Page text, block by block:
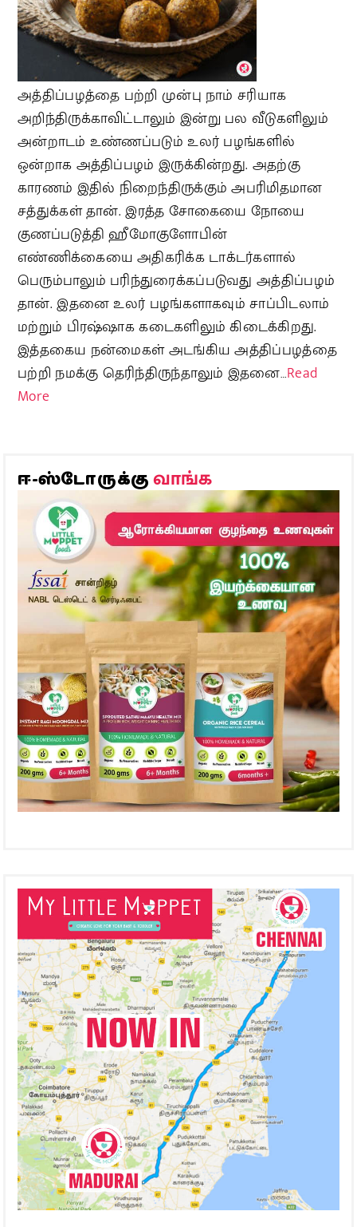
அத்திப்பழத்தை பற்றி முன்பு நாம் சரியாக
அறிந்திருக்காவிட்டாலும் இன்று பல வீடுகளிலும்
அன்றாடம் உண்ணப்படும் உலர் பழங்களில்
ஒன்றாக அத்திப்பழம் இருக்கின்றது. அதற்கு
காரணம் இதில் நிறைந்திருக்கும் அபரிமிதமான
சத்துக்கள் தான். இரத்த சோகையை நோயை
குணப்படுத்தி ஹீமோகுளோபின்
எண்ணிக்கையை அதிகரிக்க டாக்டர்களால்
பெரும்பாலும் பரிந்துரைக்கப்படுவது அத்திப்பழம்
தான். இதனை உலர் பழங்களாகவும் சாப்பிடலாம்
மற்றும் பிரஷ்ஷாக கடைகளிலும் கிடைக்கிறது.
இத்தகைய நன்மைகள் அடங்கிய அத்திப்பழத்தை
பற்றி நமக்கு தெரிந்திருந்தாலும் இதனை…Read
More
ஈ-ஸ்டோருக்குவாங்க